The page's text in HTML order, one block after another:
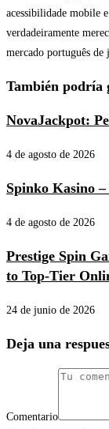
acessibilidade mobile
verdadeiramente
mercado português de
También podría
NovaJackpot:
4 de agosto de 2026
Spinko Kasino
4 de agosto de 2026
Prestige Spin
to Top-Tier
24 de junio de 2026
Deja una
Comentario